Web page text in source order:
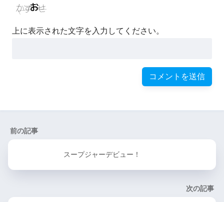
上に表示された文字を入力してください。
前の記事
スープジャーデビュー！
次の記事